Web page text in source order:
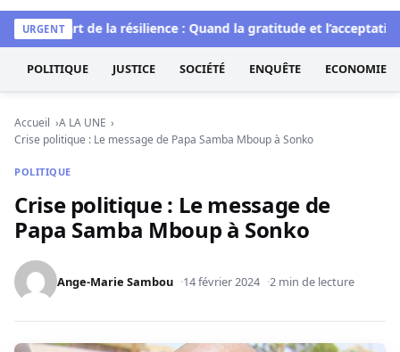
Kéwoulo, le premier site d'information et d'investigation
URGENT
L’art de la résilience : Quand la gratitude et
POLITIQUE JUSTICE SOCIÉTÉ ENQUÊTE ECONOMIE
Accueil
A LA UNE
Crise politique : Le message de Papa Samba Mboup à Sonko
POLITIQUE
Crise politique : Le message de
Papa Samba Mboup à Sonko
Ange-Marie Sambou 14 février 2024 2 min de lecture